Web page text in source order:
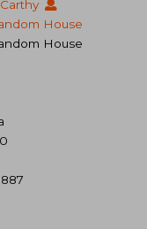
House
House